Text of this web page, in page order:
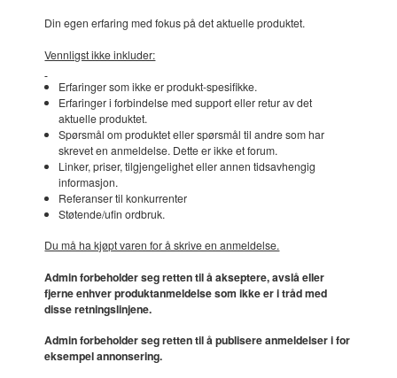
Din egen erfaring med fokus på det aktuelle produktet.
Vennligst ikke inkluder:
Erfaringer som ikke er produkt-spesifikke.
Erfaringer i forbindelse med support eller retur av det
aktuelle produktet.
Spørsmål om produktet eller spørsmål til andre som har
skrevet en anmeldelse. Dette er ikke et forum.
Linker, priser, tilgjengelighet eller annen tidsavhengig
informasjon.
Referanser til konkurrenter
Støtende/ufin ordbruk.
Du må ha kjøpt varen for å skrive en anmeldelse.
Admin forbeholder seg retten til å akseptere, avslå eller
fjerne enhver produktanmeldelse som ikke er i tråd med
disse retningslinjene.
Admin forbeholder seg retten til å publisere anmeldelser i for
eksempel annonsering.